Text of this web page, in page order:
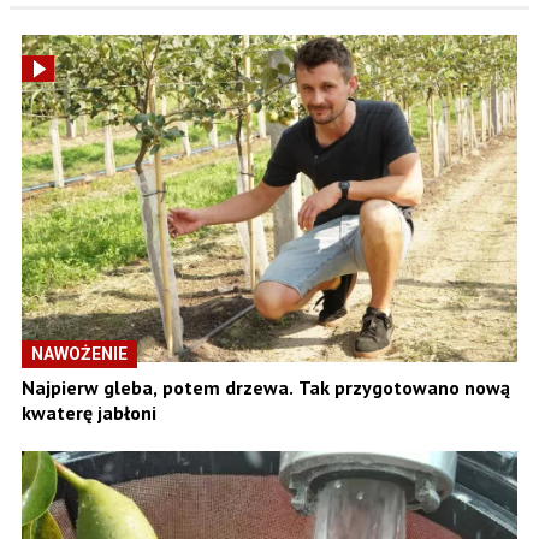
NAWOŻENIE
Najpierw gleba, potem drzewa. Tak przygotowano nową
kwaterę jabłoni